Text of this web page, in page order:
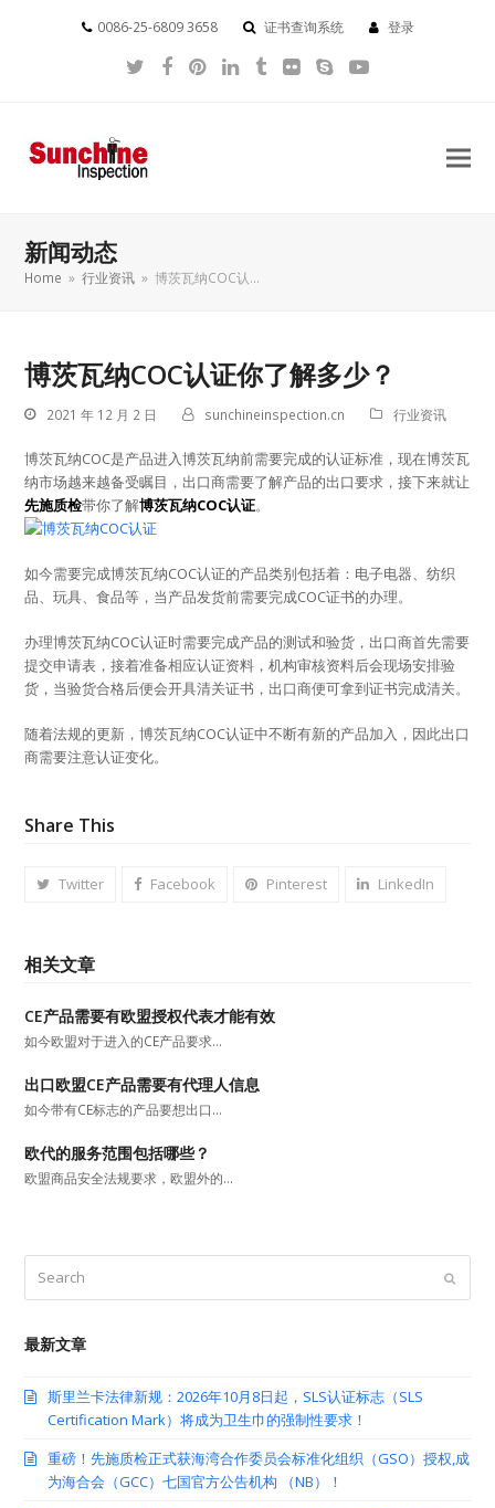
0086-25-6809 3658 证书查询系统 登录
Twitter
Facebook
Pinterest
LinkedIn
Tumblr
FlickrSkypeYouTube
新闻动态
Home » 行业资讯 » 博茨瓦纳COC认…
博茨瓦纳COC认证你了解多少？
2021 年 12 月 2 日 sunchineinspection.cn 行业资讯
博茨瓦纳COC是产品进入博茨瓦纳前需要完成的认证标准，现在博茨瓦
纳市场越来越备受瞩目，出口商需要了解产品的出口要求，接下来就让
先施质检带你了解博茨瓦纳COC认证。
如今需要完成博茨瓦纳COC认证的产品类别包括着：电子电器、纺织
品、玩具、食品等，当产品发货前需要完成COC证书的办理。
办理博茨瓦纳COC认证时需要完成产品的测试和验货，出口商首先需要
提交申请表，接着准备相应认证资料，机构审核资料后会现场安排验
货，当验货合格后便会开具清关证书，出口商便可拿到证书完成清关。
随着法规的更新，博茨瓦纳COC认证中不断有新的产品加入，因此出口
商需要注意认证变化。
Share This
Twitter Facebook Pinterest LinkedIn
相关文章
CE产品需要有欧盟授权代表才能有效
如今欧盟对于进入的CE产品要求…
出口欧盟CE产品需要有代理人信息
如今带有CE标志的产品要想出口…
欧代的服务范围包括哪些？
欧盟商品安全法规要求，欧盟外的…
最新文章
斯里兰卡法律新规：2026年10月8日起，SLS认证标志（SLS
Certification Mark）将成为卫生巾的强制性要求！
重磅！先施质检正式获海湾合作委员会标准化组织（GSO）授权,成
为海合会（GCC）七国官方公告机构 （NB）！